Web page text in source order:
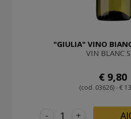
"GIULIA" VINO
VIN BLANC
€ 9,80
(cod. 03626) - €
+
-